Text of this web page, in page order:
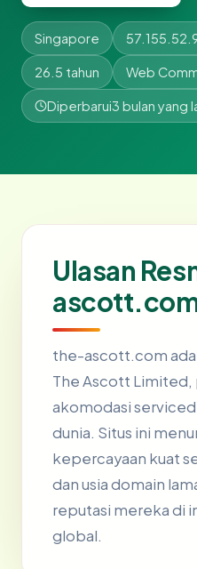
Singapore
26.5 tahun Web
Diperbarui3 bulan yang
Ulasan
the-ascott.com
The Ascott Limited,
akomodasi
dunia. Situs ini
kepercayaan kuat
dan usia domain
reputasi mereka di
global.